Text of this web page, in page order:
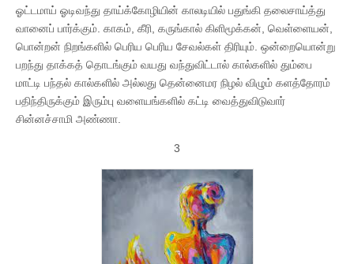
ஓட்டமாய் ஓடிவந்து தாய்க்கோழியின் காலடியில் பதுங்கி தலைசாய்த்து
வானைப் பார்க்கும். காகம், கீரி, கருங்கால் கிளிமூக்கன், வெள்ளையன்,
பொன்றன் நிறங்களில் பெரிய பெரிய சேவல்கள் திரியும். ஒன்றையொன்று
பறந்து தாக்கத் தொடங்கும் வயது வந்துவிட்டால் கால்களில் தும்பை
மாட்டி பந்தல் கால்களில் அல்லது தென்னைமர நிழல் விழும் களத்தோரம்
பதிந்திருக்கும் இரும்பு வளையங்களில் கட்டி வைத்துவிடுவார்
சின்னச்சாமி அண்ணா.
3